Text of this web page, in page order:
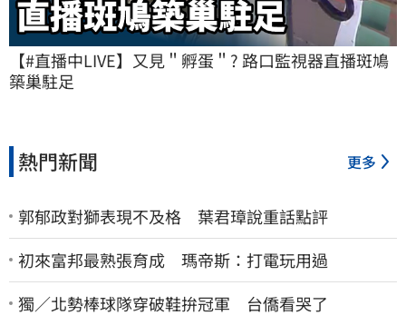
【#直播中LIVE】又見＂孵蛋＂? 路口監視器直播斑鳩
築巢駐足
熱門新聞 更多
郭郁政對獅表現不及格 葉君璋說重話點評
初來富邦最熟張育成 瑪帝斯：打電玩用過
獨／北勢棒球隊穿破鞋拚冠軍 台僑看哭了